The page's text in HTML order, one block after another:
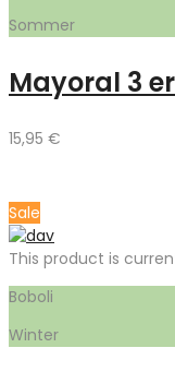
Sommer
Mayoral 3
15,95 €
Sale
This product is
Boboli
Winter